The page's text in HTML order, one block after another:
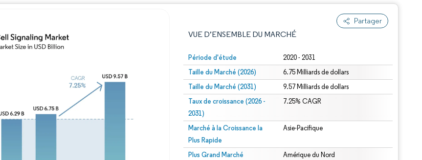
Partager
VUE D’ENSEMBLE DU MARCHÉ
Période d'étude 2020 - 2031
Taille du Marché (2026) 6.75 Milliards de dollars
Taille du Marché (2031) 9.57 Milliards de dollars
Taux de croissance (2026 -
2031)
7.25% CAGR
Marché à la Croissance la
Plus Rapide
Asie-Pacifique
Plus Grand Marché Amérique du Nord
Image © Mordor Intelligence. La réutilisation nécessite une attribution sous CC BY 4.0.